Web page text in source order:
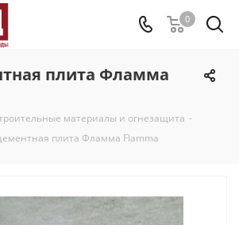
0
плита Фламма
материалы и огнезащита -
плита Фламма Flamma